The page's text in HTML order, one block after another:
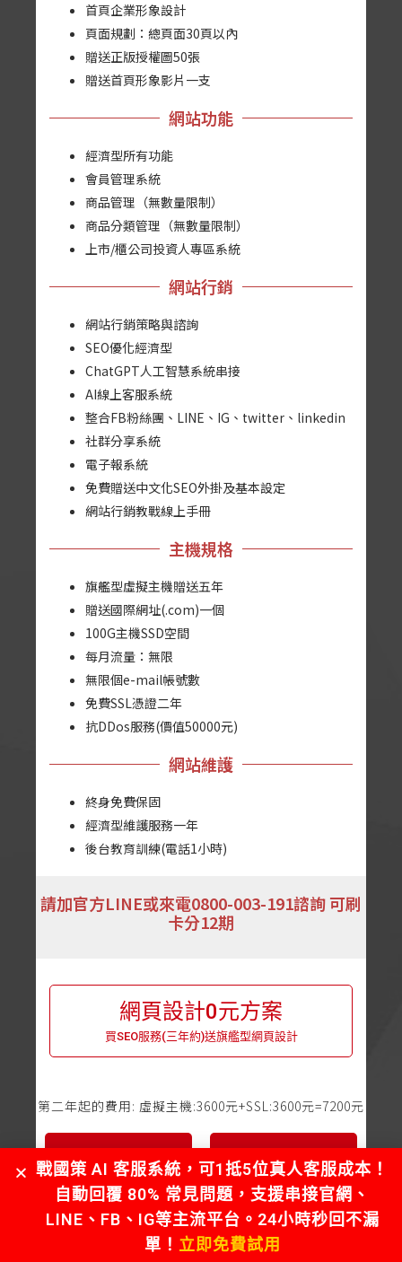
首頁企業形象設計
頁面規劃：總頁面30頁以內
贈送正版授權圖50張
贈送首頁形象影片一支
網站功能
經濟型所有功能
會員管理系統
商品管理（無數量限制）
商品分類管理（無數量限制）
上市/櫃公司投資人專區系統
網站行銷
網站行銷策略與諮詢
SEO優化經濟型
ChatGPT人工智慧系統串接
AI線上客服系統
整合FB粉絲團、LINE、IG、twitter、linkedin
社群分享系統
電子報系統
免費贈送中文化SEO外掛及基本設定
網站行銷教戰線上手冊
主機規格
旗艦型虛擬主機贈送五年
贈送國際網址(.com)一個
100G主機SSD空間
每月流量：無限
無限個e-mail帳號數
免費SSL憑證二年
抗DDos服務(價值50000元)
網站維護
終身免費保固
經濟型維護服務一年
後台教育訓練(電話1小時)
請加官方LINE或來電0800-003-191諮詢 可刷
卡分12期
網頁設計0元方案
買SEO服務(三年約)送旗艦型網頁設計
第二年起的費用: 虛擬主機:3600元+SSL:3600元=7200元
聯絡我們 立即訂購
戰國策 AI 客服系統，可1抵5位真人客服成本！
自動回覆 80% 常見問題，支援串接官網、
LINE、FB、IG等主流平台。24小時秒回不漏
單！ 立即免費試用